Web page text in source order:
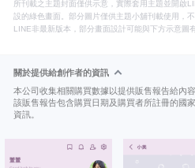
所刊載之主題封面僅供示意，實際套用主題並開啟
設的綠色畫面。部分圖片僅供主題小舖刊載使用，
LINE非最新版本，部分畫面設計可能與下方示意圖
關於提供給創作者的資訊
本公司收集相關購買數據以提供販售報告給內容
該販售報告包含購買日期及購買者所註冊的國
資訊。